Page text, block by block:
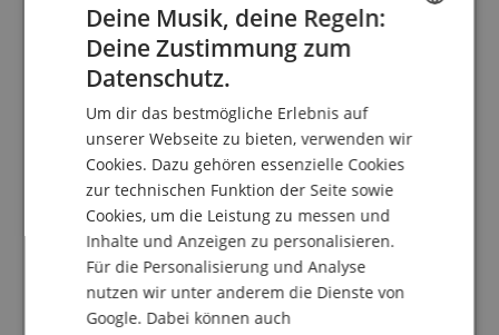
Basierend auf 1 Bewertungen
5 Sterne
3 Sterne
0
2 Sterne
0
1 Stern
0
Eine Überprüfung der Bewertungen hat wie folgt
stattgefunden: Nur Kunden, die in unserem
Onlineshop angemeldet sind und das Produkt
tatsächlich bei uns erworben haben, können im
Kundenkonto eine Bewertung für den Artikel
abgeben.
FRENCH
ITALIAN
SPANISH
Deine Musik, deine Regeln:
Deine Zustimmung zum
Datenschutz.
Um dir das bestmögliche Erlebnis auf
unserer Webseite zu bieten, verwenden wir
Cookies. Dazu gehören essenzielle Cookies
zur technischen Funktion der Seite sowie
Cookies, um die Leistung zu messen und
Inhalte und Anzeigen zu personalisieren.
Für die Personalisierung und Analyse
nutzen wir unter anderem die Dienste von
Google. Dabei können auch